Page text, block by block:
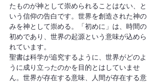
たものが神として崇められることはない、と
いう信仰の告白です。世界を創造された神の
みを神として崇める。「初めに」は、時間の
初めであり、世界の起源という意味が込めら
れています。
聖書は科学が追究するように、世界がどのよ
うに成り立ったのかを目的とはしていませ
ん。世界が存在する意味、人間が存在する意